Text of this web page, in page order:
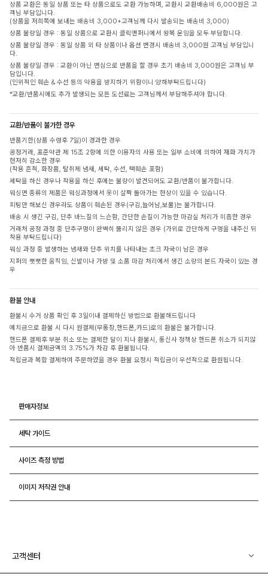
상품 교환은 동일 상품 또는 타 상품으로도 교환 가능하며, 교환시 교환배송비 6,000원은 고
객님 부담입니다.
(상품을 저희쪽에 보내는 배송비 3,000+고객님께 다시 발송되는 배송비 3,000)
상품 불량일 경우 : 동일 상품으로 교환시 클릭앤퍼니에서 왕복 운임을 모두 부담합니다.
상품 불량일 경우 : 동일 상품 외 타 상품이나 옵션 변경시 배송비 3,000원 고객님 부담입니
다.
상품 불량일 경우 : 교환이 아닌 변심으로 반품을 할 경우 초기 배송비 3,000원은 고객님 부
담입니다.
(인위적인 훼손 & 수선 등의 악용을 방지하기 위함이니 양해부탁드립니다)
*교환/반품시에도 추가 발생되는 모든 도선료는 고객님께서 부담해주셔야 합니다.
교환/반품이 불가한 경우
반품기한(상품 수령후 7일)이 경과한 경우
공정거래, 표준약관 제 15조 2항에 의한 이용자의 사용 또는 일부 소비에 의하여 재화 가치가
현저히 감소한 경우
(착용 흔적, 화장품, 탈취제 냄새, 세탁, 수선, 택훼손 포함)
세탁을 하신 경우나 착용을 하신 후에는 불량이 발견되어도 교환/반품이 불가합니다.
워싱면 종류의 제품은 워싱과정에서 옷이 살짝 돌아가는 현상이 있을 수 있습니다.
피팅만 해보신 경우라도 상품이 훼손된 경우(구김,늘어남,보풀)는 불가합니다.
배송 시 생긴 구김, 단추 바느질의 느슨함, 간단한 손질이 가능한 마감실 처리가 미흡한 경우
거래처 공정 과정 중 단추구멍이 완벽히 뚫리지 않은 경우 (가위로 간단하게 구멍을 내주신 뒤
착용 부탁드립니다)
워싱 과정 중 발생하는 냄새와 단추 위치를 나타내는 초크 자국이 남은 경우
지퍼의 뻣뻣한 움직임, 신발이나 가방 및 소품 마감 처리에서 생긴 소량의 본드 자국이 있는 경
우
환불 안내
환불시 수거 상품 확인 후 3일이내 결제하신 방법으로 환불해드립니다
예치금으로 환불 시 다시 원결제(무통장,핸드폰,카드)로의 환불은 불가합니다.
핸드폰 결제후 부분 취소 또는 결제한 달이 지나 환불시, 통신사 정책상 핸드폰 취소가 되지않
아 반품시 결제금액의 3.75%가 차감 후 환불됩니다.
적립금과 복합 결제하여 주문하였을 경우 환불 요청시 적립금이 우선적으로 환원됩니다.
판매자정보
세탁 가이드
사이즈 측정 방법
이미지 저작권 안내
고객센터